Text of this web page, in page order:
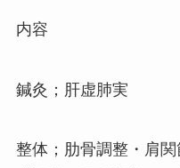
内容
鍼灸；肝虚肺実
整体；肋骨調整・肩